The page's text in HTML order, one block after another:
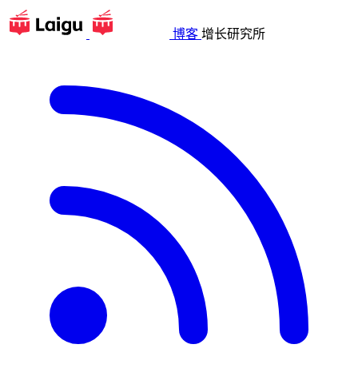
博客 增长研究所